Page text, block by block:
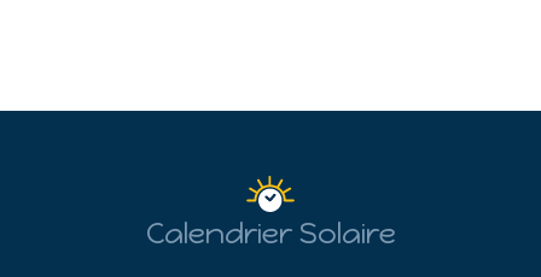
Calendrier Solaire